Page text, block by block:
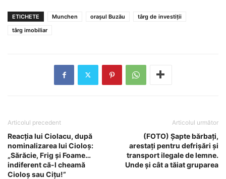
ETICHETE Munchen orașul Buzău
târg de investiții
târg imobiliar
Articolul precedent
Reacția lui Ciolacu, după
nominalizarea lui Cioloș:
„Sărăcie, Frig și Foame…
indiferent că-l cheamă
Cioloș sau Cițu!”
Articolul următor
(FOTO) Șapte bărbați,
arestați pentru defrișări și
transport ilegale de lemne.
Unde și cât a tăiat gruparea